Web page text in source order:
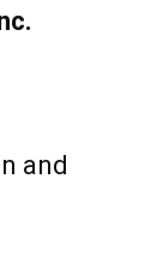
and